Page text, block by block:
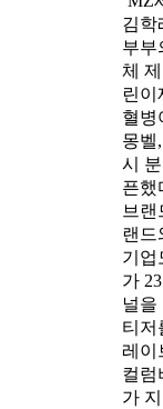
김학
부부
체
린
혈병
몽벨
시
픈했
브
랜드
기업
가
널을
티저
레이
컬럼
가